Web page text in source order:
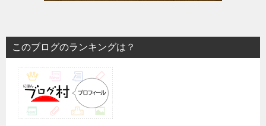
このブログのランキングは？